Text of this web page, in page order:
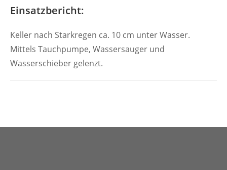
Einsatzbericht:
Keller nach Starkregen ca. 10 cm unter Wasser.
Mittels Tauchpumpe, Wassersauger und
Wasserschieber gelenzt.